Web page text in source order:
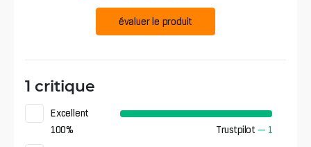
évaluer le produit
1 critique
Excellent
100% Trustpilot — 1